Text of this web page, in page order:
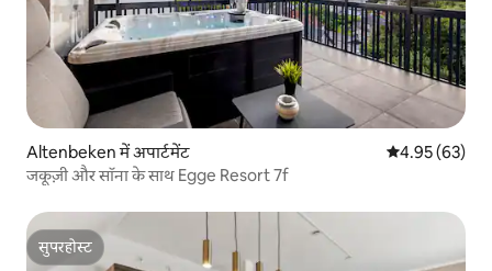
Altenbeken में अपार्टमेंट औसत रेटिंग 5 में
4.95 (63)
जकूज़ी और सॉना के साथ Egge Resort 7f
सुपरहोस्ट
सुपरहोस्ट